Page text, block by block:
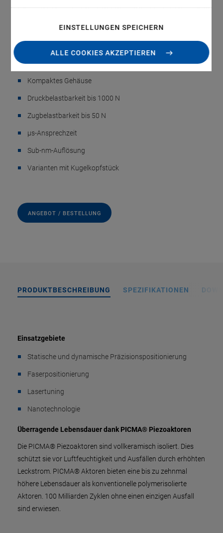
EINSTELLUNGEN SPEICHERN
ALLE COOKIES AKZEPTIEREN
mit Positionssensor
Stellweg bis 90 µm
Kompaktes Gehäuse
Druckbelastbarkeit bis 1000 N
Zugbelastbarkeit bis 50 N
µs-Ansprechzeit
Sub-nm-Auflösung
Varianten mit Kugelkopfstück
ANGEBOT / BESTELLUNG
PRODUKTBESCHREIBUNG SPEZIFIKATIONEN
Einsatzgebiete
Statische und dynamische Präzisionspositionierung
Faserpositionierung
Lasertuning
Nanotechnologie
Überragende Lebensdauer dank PICMA® Piezoaktoren
Die PICMA® Piezoaktoren sind vollkeramisch isoliert. Dies
schützt sie vor Luftfeuchtigkeit und Ausfällen durch erhöhten
Leckstrom. PICMA® Aktoren bieten eine bis zu zehnmal
höhere Lebensdauer als konventionelle polymerisolierte
Aktoren. 100 Milliarden Zyklen ohne einen einzigen Ausfall
sind erwiesen.